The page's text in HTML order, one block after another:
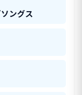
ングス